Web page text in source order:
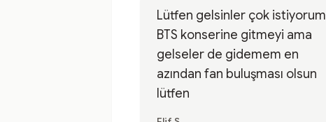
Lütfen gelsinler çok istiyorum
BTS konserine gitmeyi ama
gelseler de gidemem en
azından fan buluşması olsun
lütfen